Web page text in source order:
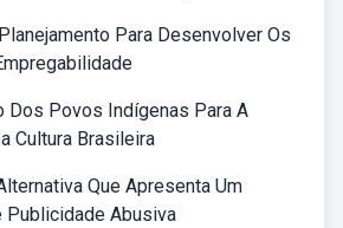
Para Desenvolver Os
Dos Povos Indígenas Para A
Cultura Brasileira
Que Apresenta Um
Publicidade Abusiva